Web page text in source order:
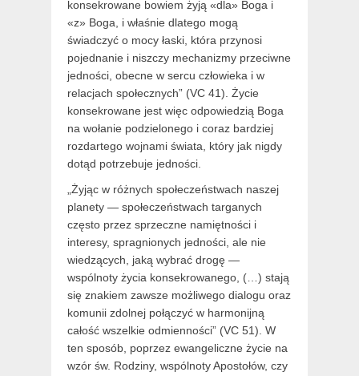
konsekrowane bowiem żyją «dla» Boga i
«z» Boga, i właśnie dlatego mogą
świadczyć o mocy łaski, która przynosi
pojednanie i niszczy mechanizmy przeciwne
jedności, obecne w sercu człowieka i w
relacjach społecznych” (VC 41). Życie
konsekrowane jest więc odpowiedzią Boga
na wołanie podzielonego i coraz bardziej
rozdartego wojnami świata, który jak nigdy
dotąd potrzebuje jedności.
„Żyjąc w różnych społeczeństwach naszej
planety — społeczeństwach targanych
często przez sprzeczne namiętności i
interesy, spragnionych jedności, ale nie
wiedzących, jaką wybrać drogę —
wspólnoty życia konsekrowanego, (…) stają
się znakiem zawsze możliwego dialogu oraz
komunii zdolnej połączyć w harmonijną
całość wszelkie odmienności” (VC 51). W
ten sposób, poprzez ewangeliczne życie na
wzór św. Rodziny, wspólnoty Apostołów, czy